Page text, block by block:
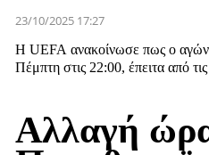
23/10/2025 17:27
Η UEFA ανακοίνωσε πως ο
Πέμπτη στις 22:00, έπειτα από
Αλλαγή